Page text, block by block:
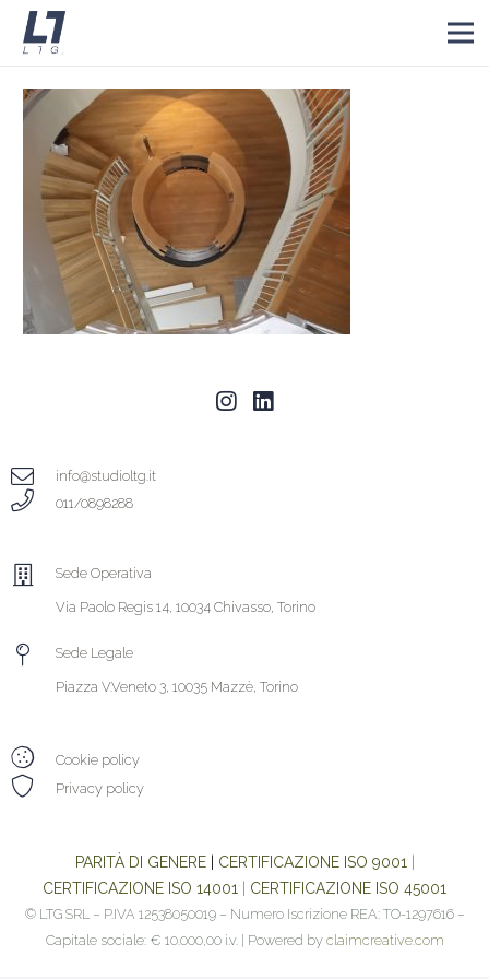
info@studioltg.it
011/0898288
Sede Operativa
Via Paolo Regis 14, 10034 Chivasso, Torino
Sede Legale
Piazza V.Veneto 3, 10035 Mazzè, Torino
Cookie policy
Privacy policy
PARITÀ DI GENERE| CERTIFICAZIONE ISO 9001 |
CERTIFICAZIONE ISO 14001 | CERTIFICAZIONE ISO 45001
© LTG SRL – P.IVA 12538050019 – Numero Iscrizione REA: TO-1297616 –
Capitale sociale: € 10.000,00 i.v. | Powered by claimcreative.com